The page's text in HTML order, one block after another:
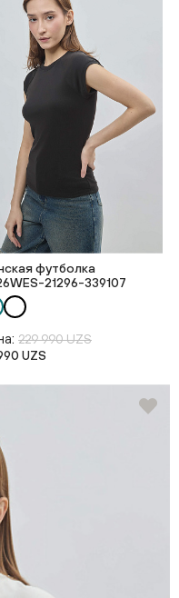
футболка
21296-339107
229 990 UZS
UZS